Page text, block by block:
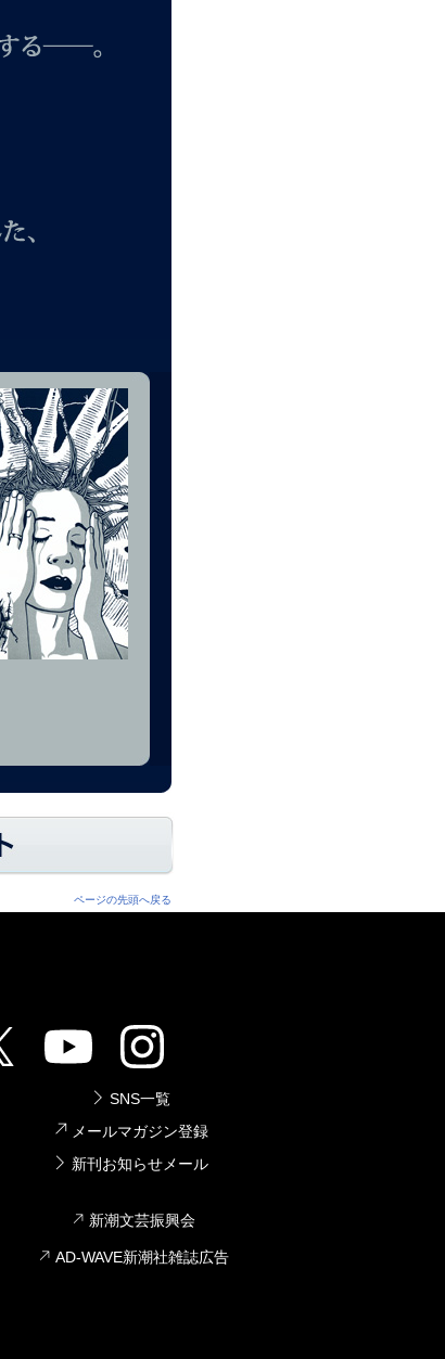
ページの先頭へ戻る
SNS一覧
メールマガジン登録
新刊お知らせメール
新潮文芸振興会
AD-WAVE新潮社雑誌広告